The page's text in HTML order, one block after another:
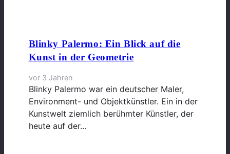
Blinky Palermo: Ein Blick auf die
Kunst in der Geometrie
vor 3 Jahren
Blinky Palermo war ein deutscher Maler,
Environment- und Objektkünstler. Ein in der
Kunstwelt ziemlich berühmter Künstler, der
heute auf der…